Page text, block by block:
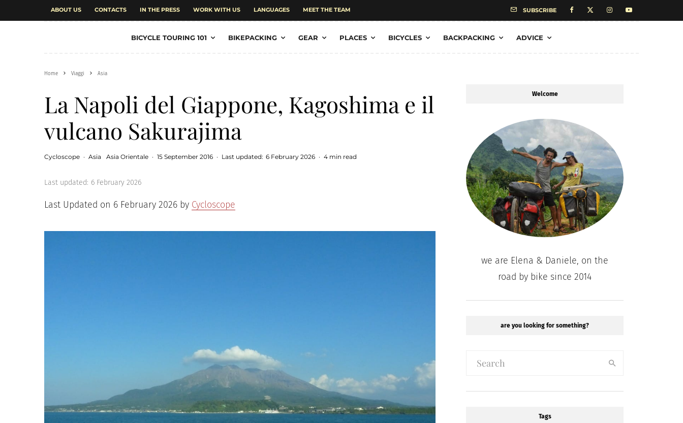
ABOUT US CONTACTS IN THE PRESS WORK WITH US LANGUAGES MEET THE TEAM SUBSCRIBE
BICYCLE TOURING 101 BIKEPACKING GEAR PLACES BICYCLES BACKPACKING ADVICE
Home Viaggi Asia
La Napoli del Giappone, Kagoshima e il
vulcano Sakurajima
Cycloscope · Asia Asia Orientale · 15 September 2016 · Last updated: 6 February 2026 · 4 min read
Last updated: 6 February 2026
Last Updated on 6 February 2026 by Cycloscope
Welcome
we are Elena & Daniele, on the
road by bike since 2014
are you looking for something?
Tags